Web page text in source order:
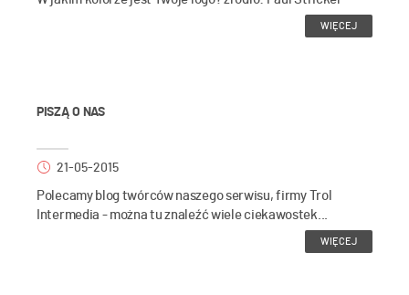
WIĘCEJ
PISZĄ O NAS
21-05-2015
Polecamy blog twórców naszego serwisu, firmy Trol
Intermedia - można tu znaleźć wiele ciekawostek...
WIĘCEJ